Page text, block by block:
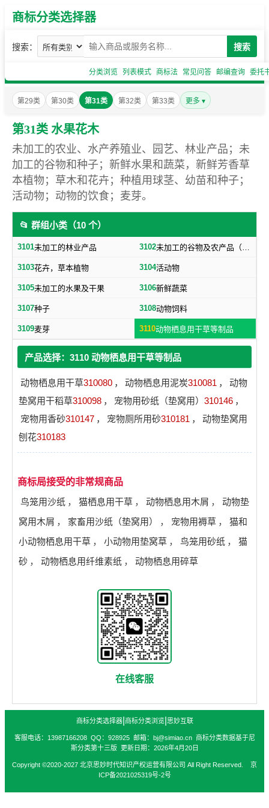
商标分类选择器
搜索： 搜索
分类浏览 列表模式 商标法 常见问答 邮编查询 委托
第29类 第30类 第31类 第32类 第33类 更多 ▾
第31类 水果花木
未加工的农业、水产养殖业、园艺、林业产品；未
加工的谷物和种子；新鲜水果和蔬菜，新鲜芳香草
本植物；草木和花卉；种植用球茎、幼苗和种子；
活动物；动物的饮食；麦芽。
📂 群组小类（10 个）
3101未加工的林业产品 3102 未加工的谷物及农产品（不包括蔬菜，种子）
3103花卉，草本植物 3104活动物
3105未加工的水果及干果 3106新鲜蔬菜
3107种子 3108动物饲料
3109麦芽 3110动物栖息用干草等制品
产品选择：3110 动物栖息用干草等制品
动物栖息用干草310080 ， 动物栖息用泥炭310081 ，
动物
垫窝用干稻草310098 ， 宠物用砂纸（垫窝用） 310146 ，
宠物用香砂310147 ， 宠物厕所用砂310181 ，
动物垫窝用
刨花310183
商标局接受的非常规商品
鸟笼用沙纸 ， 猫栖息用干草 ， 动物栖息用木屑 ，
动物垫
窝用木屑 ， 家畜用沙纸（垫窝用） ， 宠物用褥草 ，
猫和
小动物栖息用干草 ， 小动物用垫窝草 ， 鸟笼用砂纸 ，
猫
砂 ， 动物栖息用纤维素纸 ， 动物栖息用碎草
在线客服
商标分类选择器| 商标分类浏览| 思妙互联
客服电话：13987166208 QQ：928925 邮箱：bj@simiao.cn 商标分类数据基于尼
斯分类第十三版 更新日期：2026年4月20日
Copyright ©2020-2027 北京思妙时代知识产权运营有限公司 All Right Reserved. 京
ICP备2021025319号-2号